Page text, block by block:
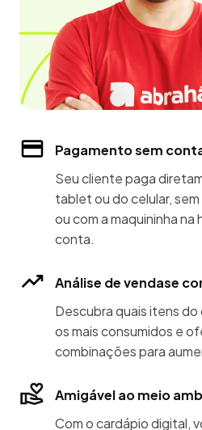
Pagamento sem
Seu cliente paga
tablet ou do celular,
ou com a maquininha na
conta.
Análise de vendase
Descubra quais itens
os mais consumidos e
combinações para
Amigável ao meio
Com o cardápio digital,